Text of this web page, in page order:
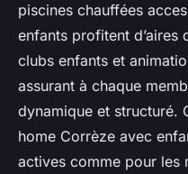
piscines chauffées
enfants profitent d’aires
clubs enfants et
assurant à chaque
dynamique et structuré.
home Corrèze avec
actives comme pour les